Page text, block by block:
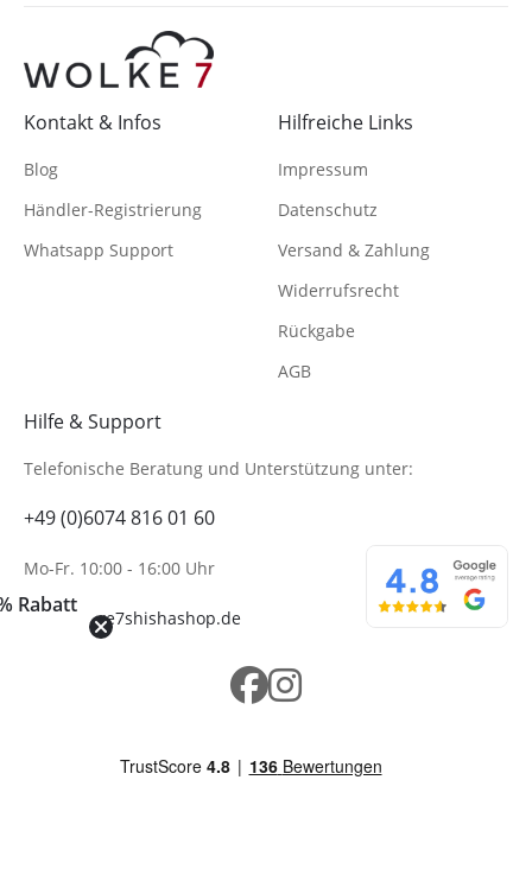
Rabatt
Hilfe & Support
Telefonische Beratung und Unterstützung unter:
+49 (0)6074 816 01 60
Mo-Fr. 10:00 - 16:00 Uhr
info@wolke7shishashop.de
Kontakt & Infos
Blog
Händler-Registrierung
Whatsapp Support
Hilfreiche Links
Impressum
Datenschutz
Versand & Zahlung
Widerrufsrecht
Rückgabe
AGB